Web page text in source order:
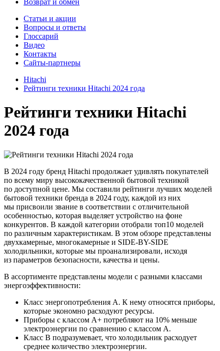
Возврат и обмен
Cтатьи и акции
Вопросы и ответы
Глоссарий
Видео
Контакты
Сайты-партнеры
Hitachi
Рейтинги техники Hitachi 2024 года
Рейтинги техники Hitachi
2024 года
В 2024 году бренд Hitachi продолжает удивлять покупателей
по всему миру высококачественной бытовой техникой
по доступной цене. Мы составили рейтинги лучших моделей
бытовой техники бренда в 2024 году, каждой из них
мы присвоили звание в соответствии с отличительной
особенностью, которая выделяет устройство на фоне
конкурентов. В каждой категории отобрали топ10 моделей
по различным характеристикам. В этом обзоре представлены
двухкамерные, многокамерные и SIDE-BY-SIDE
холодильники, которые мы проанализировали, исходя
из параметров безопасности, качества и цены.
В ассортименте представлены модели с разными классами
энергоэффективности:
Класс энергопотребления А. К нему относятся приборы,
которые экономно расходуют ресурсы.
Приборы с классом А+ потребляют на 10% меньше
электроэнергии по сравнению с классом А.
Класс В подразумевает, что холодильник расходует
среднее количество электроэнергии.